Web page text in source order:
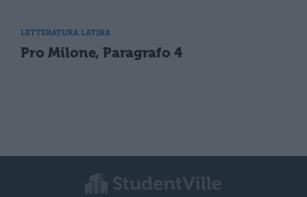
LETTERATURA LATINA
Pro Milone, Paragrafo 4